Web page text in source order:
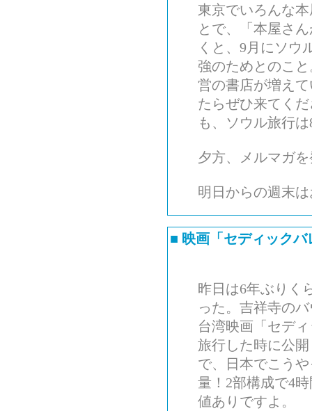
東京でいろんな
とで、「本屋さ
くと、9月にソウ
強のためとのこ
営の書店が増え
たらぜひ来てく
も、ソウル旅行
夕方、メルマガ
明日からの週末
■ 映画「セディックバ
昨日は6年ぶりく
った。吉祥寺の
台湾映画「セデ
旅行した時に公
で、日本でこう
量！2部構成で4
値ありですよ。